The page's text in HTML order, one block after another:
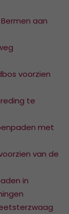
aan
voorzien
te
met
van de
in